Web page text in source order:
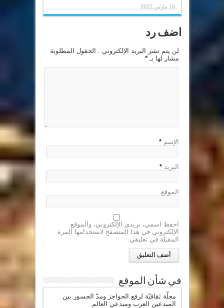
16 مارس,2022
اضف رد
لن يتم نشر البريد الإلكتروني . الحقول المطلوبة
مشار لها بـ*
الإسم *
البريد *
الموقع
احفظ اسمي، بريدي الإلكتروني، والموقع
الإلكتروني في هذا المتصفح لاستخدامها المرة
المقبلة في تعليقي.
في شأن الموقع
مجلّة ثقافيّة لرفع الحواجز ومدّ الجسور بين
المبدعين العرب ومبدعي العالم.